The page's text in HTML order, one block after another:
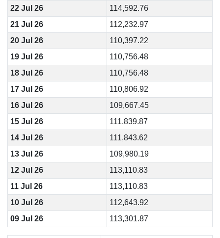
22 Jul 26
114,592.76
21 Jul 26
112,232.97
20 Jul 26
110,397.22
19 Jul 26
110,756.48
18 Jul 26
110,756.48
17 Jul 26
110,806.92
16 Jul 26
109,667.45
15 Jul 26
111,839.87
14 Jul 26
111,843.62
13 Jul 26
109,980.19
12 Jul 26
113,110.83
11 Jul 26
113,110.83
10 Jul 26
112,643.92
09 Jul 26
113,301.87